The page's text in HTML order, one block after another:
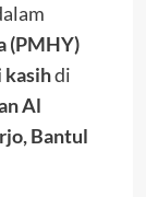
(PMHY)
kasihdi
Al
Bantul